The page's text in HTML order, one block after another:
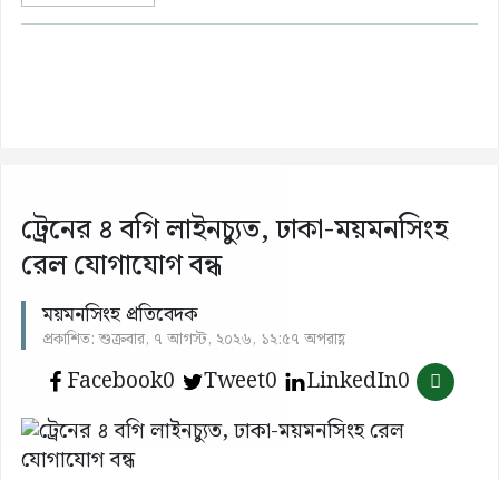
ট্রেনের ৪ বগি লাইনচ্যুত, ঢাকা-ময়মনসিংহ
রেল যোগাযোগ বন্ধ
ময়মনসিংহ প্রতিবেদক
প্রকাশিত: শুক্রবার, ৭ আগস্ট, ২০২৬, ১২:৫৭ অপরাহ্ণ
Facebook0 Tweet0 LinkedIn0